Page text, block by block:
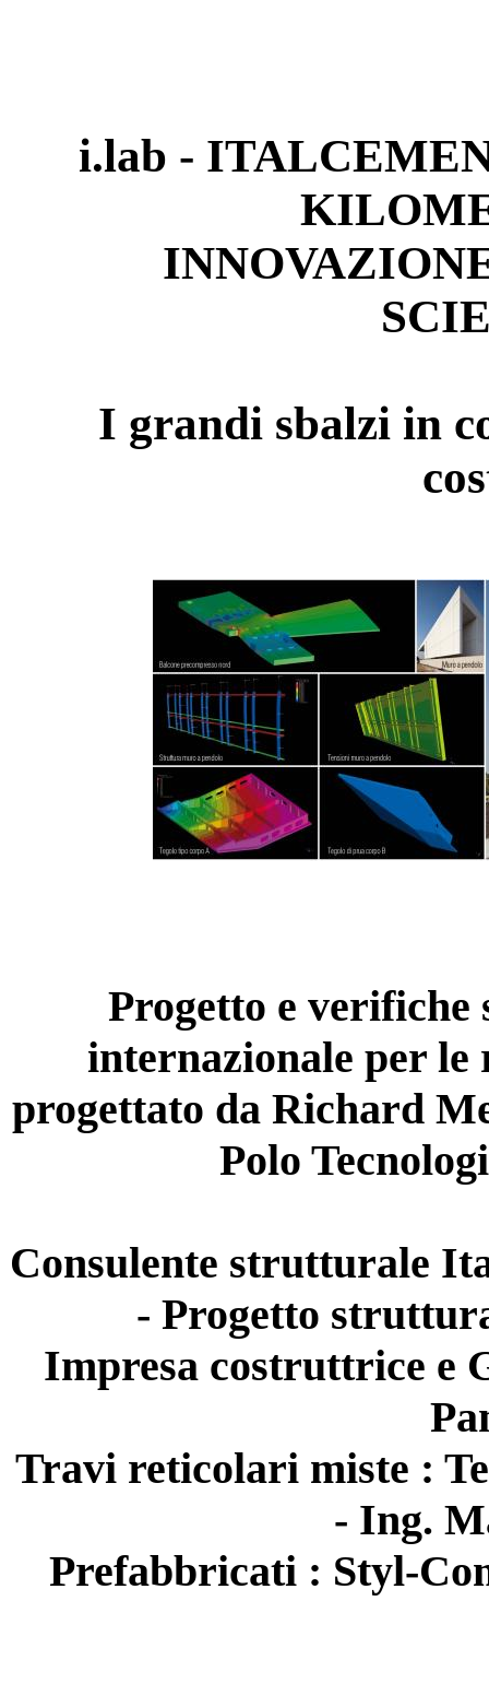
i.lab -
I grandi sbalzi in
Progetto e
internazionale per le
progettato da Richard
Polo
Consulente strutturale
- Progetto
Impresa costruttrice e
Travi reticolari miste :
- Ing.
Prefabbricati : Styl-